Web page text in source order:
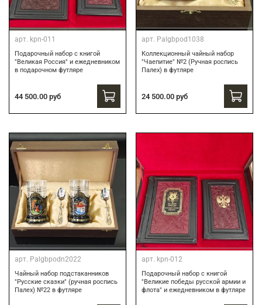
арт. kpn-011
Подарочный набор с книгой
"Великая Россия" и ежедневником
в подарочном футляре
44 500.00 руб
арт. Palgbpod1038
Коллекционный чайный набор
"Чаепитие" №2 (Ручная роспись
Палех) в футляре
24 500.00 руб
арт. Palgbpodn2022
Чайный набор подстаканников
"Русские сказки" (ручная роспись
Палех) №22 в футляре
арт. kpn-012
Подарочный набор c книгой
"Великие победы русской армии и
флота" и ежедневником в футляре